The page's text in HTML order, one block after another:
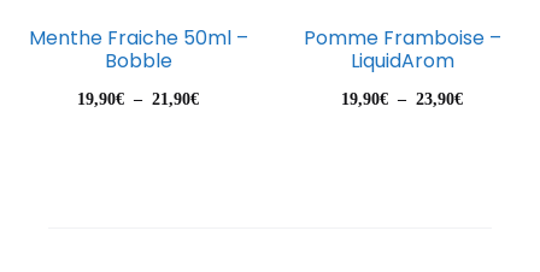
Menthe Fraiche 50ml –
Bobble
19,90€ – 21,90€Plage
Pomme Framboise –
LiquidArom
19,90€ – 23,90€Plage